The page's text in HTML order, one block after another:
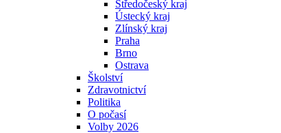
Středočeský kraj
Ústecký kraj
Zlínský kraj
Praha
Brno
Ostrava
Školství
Zdravotnictví
Politika
O počasí
Volby 2026